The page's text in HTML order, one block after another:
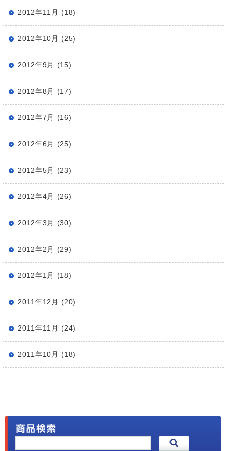
2012年11月 (18)
2012年10月 (25)
2012年9月 (15)
2012年8月 (17)
2012年7月 (16)
2012年6月 (25)
2012年5月 (23)
2012年4月 (26)
2012年3月 (30)
2012年2月 (29)
2012年1月 (18)
2011年12月 (20)
2011年11月 (24)
2011年10月 (18)